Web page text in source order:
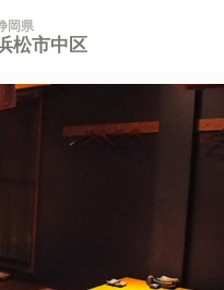
岡県
松市中区